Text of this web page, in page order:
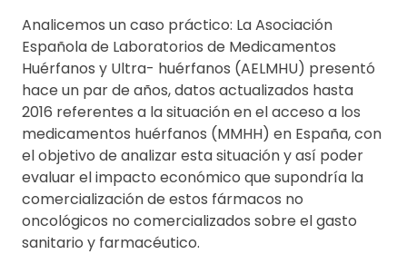
Analicemos un caso práctico: La Asociación
Española de Laboratorios de Medicamentos
Huérfanos y Ultra- huérfanos (AELMHU) presentó
hace un par de años, datos actualizados hasta
2016 referentes a la situación en el acceso a los
medicamentos huérfanos (MMHH) en España, con
el objetivo de analizar esta situación y así poder
evaluar el impacto económico que supondría la
comercialización de estos fármacos no
oncológicos no comercializados sobre el gasto
sanitario y farmacéutico.